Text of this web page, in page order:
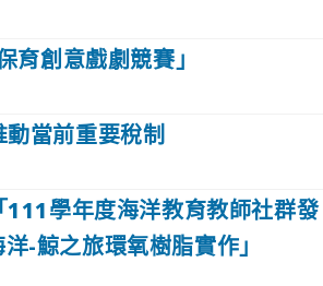
創意戲劇競賽」
當前重要稅制
學年度海洋教育教師社群發
-鯨之旅環氧樹脂實作」